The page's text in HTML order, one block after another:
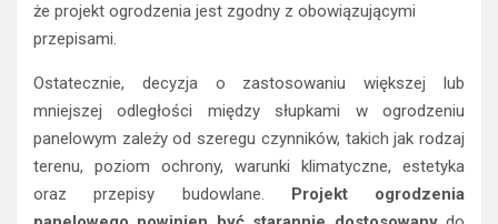
że projekt ogrodzenia jest zgodny z obowiązującymi
przepisami.
Ostatecznie, decyzja o zastosowaniu większej lub
mniejszej odległości między słupkami w ogrodzeniu
panelowym zależy od szeregu czynników, takich jak rodzaj
terenu, poziom ochrony, warunki klimatyczne, estetyka
oraz przepisy budowlane. Projekt ogrodzenia